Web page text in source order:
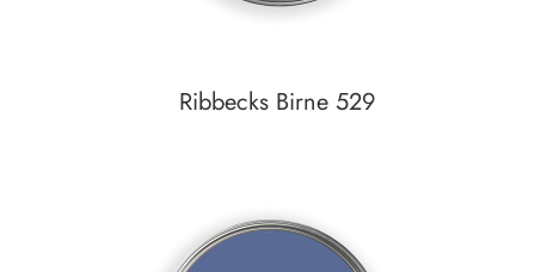
Ribbecks Birne 529